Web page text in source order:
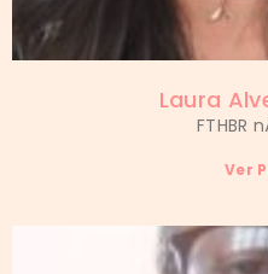
Laura
FTHBR
Ver